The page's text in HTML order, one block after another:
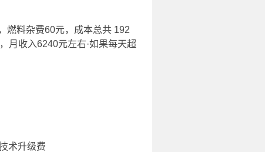
燃料杂费60元，成本总共 192
月收入6240元左右·如果每天超
术升级费